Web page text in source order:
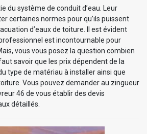
du système de conduit d’eau. Leur
certaines normes pour qu’ils puissent
d’eaux de toiture. Il est évident
est incontournable pour
vous vous posez la question combien
savoir que les prix dépendent de la
type de matériau à installer ainsi que
Vous pouvez demander au zingueur
46 de vous établir des devis
détaillés.